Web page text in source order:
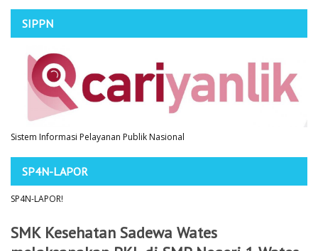
SIPPN
Sistem Informasi Pelayanan Publik Nasional
SP4N-LAPOR
SP4N-LAPOR!
SMK Kesehatan Sadewa Wates